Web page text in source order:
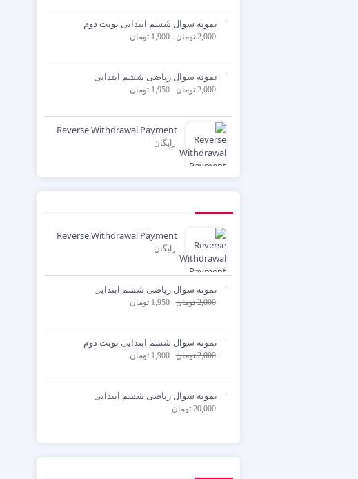
نمونه سوال ششم ابتدایی نوبت دوم
2,000 تومان 1,900 تومان
نمونه سوال ریاضی ششم ابتدایی
2,000 تومان 1,950 تومان
Reverse Withdrawal Payment
رایگان
Reverse Withdrawal Payment
رایگان
نمونه سوال ریاضی ششم ابتدایی
2,000 تومان 1,950 تومان
نمونه سوال ششم ابتدایی نوبت دوم
2,000 تومان 1,900 تومان
نمونه سوال ریاضی ششم ابتدایی
20,000 تومان